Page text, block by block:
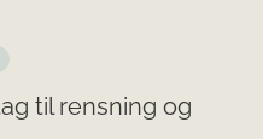
til rensning og